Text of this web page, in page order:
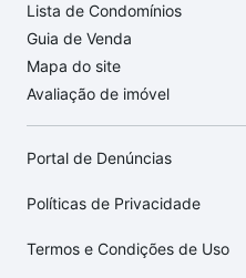
Lista de Condomínios
Guia de Venda
Mapa do site
Avaliação de imóvel
Portal de Denúncias
Políticas de Privacidade
Termos e Condições de Uso